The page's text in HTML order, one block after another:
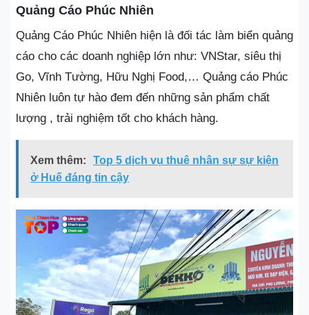
Quảng Cáo Phúc Nhiên
Quảng Cáo Phúc Nhiên hiện là đối tác làm biển quảng
cáo cho các doanh nghiệp lớn như: VNStar, siêu thị
Go, Vĩnh Tường, Hữu Nghị Food,… Quảng cáo Phúc
Nhiên luôn tự hào đem đến những sản phẩm chất
lượng , trải nghiệm tốt cho khách hàng.
Xem thêm:
Top 5 dịch vụ thuê nhân sự sự kiện
ở Huế đáng tin cậy